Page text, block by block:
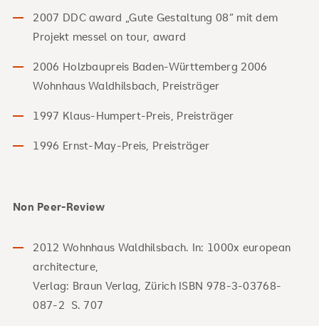
2007 DDC award „Gute Gestaltung 08“ mit dem
Projekt messel on tour, award
2006 Holzbaupreis Baden-Württemberg 2006
Wohnhaus Waldhilsbach, Preisträger
1997 Klaus-Humpert-Preis, Preisträger
1996 Ernst-May-Preis, Preisträger
Non Peer-Review
2012 Wohnhaus Waldhilsbach. In: 1000x european
architecture,
Verlag: Braun Verlag, Zürich ISBN 978-3-03768-
087-2 S. 707